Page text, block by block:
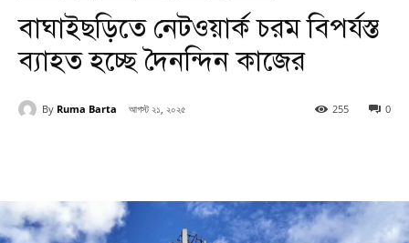
বাঘাইছড়িতে নেটওয়ার্ক চরম বিপর্যস্ত
ব্যাহত হচ্ছে দৈনন্দিন কাজের
By Ruma Barta আগস্ট ২১, ২০২৫ 0
255